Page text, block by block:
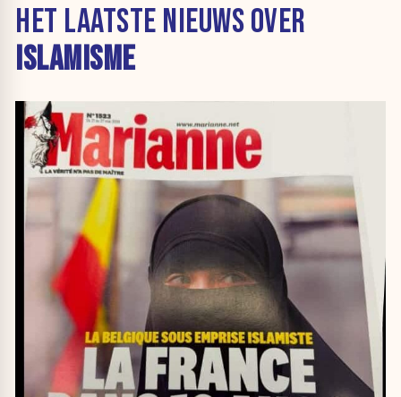
HET LAATSTE NIEUWS OVER
ISLAMISME